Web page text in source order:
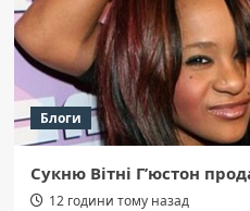
Блоги
Сукню Вітні Г’юстон
12 години тому назад